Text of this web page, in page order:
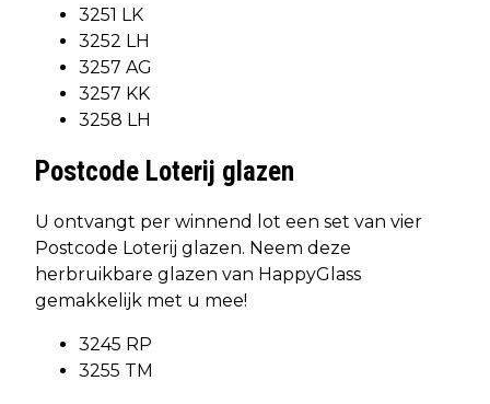
3251 LK
3252 LH
3257 AG
3257 KK
3258 LH
Postcode Loterij glazen
U ontvangt per winnend lot een set van vier
Postcode Loterij glazen. Neem deze
herbruikbare glazen van HappyGlass
gemakkelijk met u mee!
3245 RP
3255 TM